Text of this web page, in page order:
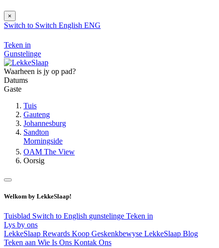
×
Switch to Switch English ENG
Teken in
Gunstelinge
Waarheen is jy op pad?
Datums
Gaste
Tuis
Gauteng
Johannesburg
Sandton
Morningside
OAM The View
Oorsig
Welkom by LekkeSlaap!
Tuisblad Switch to English gunstelinge Teken in
Lys by ons
LekkeSlaap Rewards Koop Geskenkbewyse LekkeSlaap Blog
Teken aan Wie Is Ons Kontak Ons